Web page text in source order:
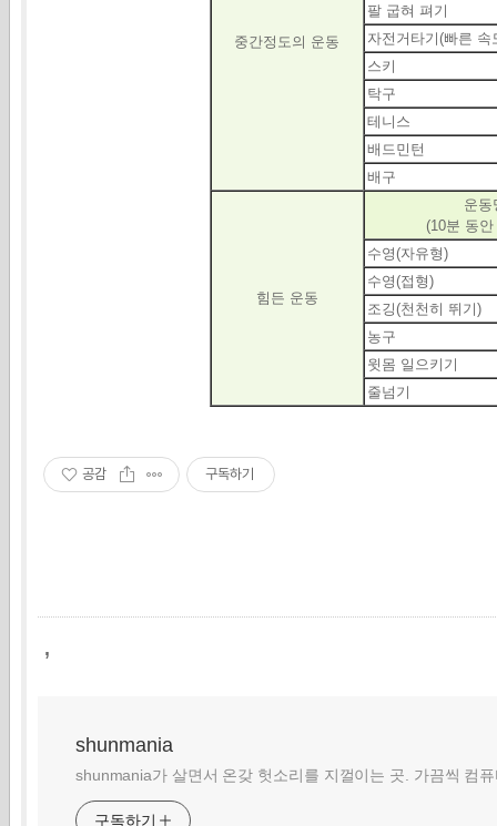
중간정도의 운동
팔 굽혀 펴기
자전거타기(빠른 속
스키
탁구
테니스
배드민턴
배구
힘든 운동
운동
(10분 동
수영(자유형)
수영(접형)
조깅(천천히 뛰기)
농구
윗몸 일으키기
줄넘기
공감 구독하기
,
shunmania
shunmania가 살면서 온갖 헛소리를 지껄이는 곳. 가끔씩 컴
구독하기